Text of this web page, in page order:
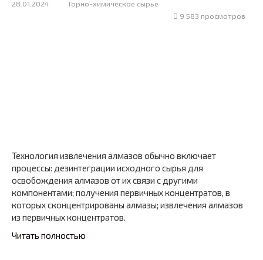
28.01.2024
Горно-химическое сырье
9 583 просмотров
Технология извлечения алмазов обычно включает
процессы: дезинтеграции исходного сырья для
освобождения алмазов от их связи с другими
компонентами; получения первичных концентратов, в
которых сконцентрированы алмазы; извлечения алмазов
из первичных концентратов.
Читать полностью